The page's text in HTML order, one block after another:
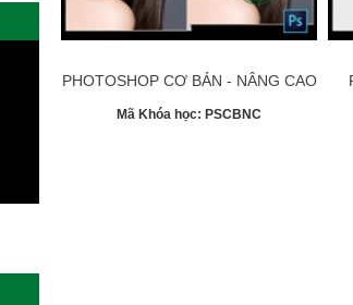
PHOTOSHOP CƠ BẢN - NÂNG CAO
Mã Khóa học: PSCBNC